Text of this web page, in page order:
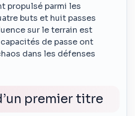
propulsé parmi les
buts et huit passes
sur le terrain est
de passe ont
dans les défenses
premier titre